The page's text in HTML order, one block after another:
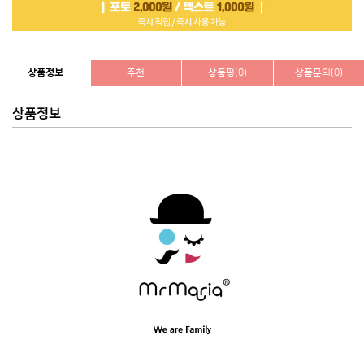
상품정보 추천 상품평(0) 상품문의(0)
상품정보